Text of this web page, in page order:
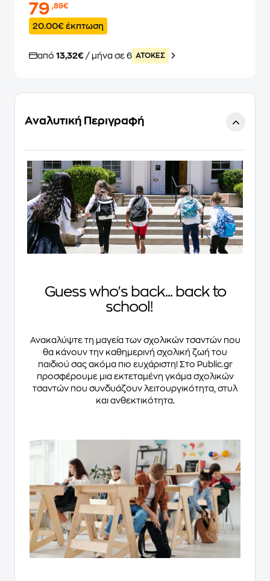
79,89€
20.00€ έκπτωση
από 13,32€ / μήνα σε 6 ATOKEΣ
Αναλυτική Περιγραφή
Guess who's back... back to
school!
Ανακαλύψτε τη μαγεία των σχολικών τσαντών που
θα κάνουν την καθημερινή σχολική ζωή του
παιδιού σας ακόμα πιο ευχάριστη! Στο Public.gr
προσφέρουμε μια εκτεταμένη γκάμα σχολικών
τσαντών που συνδυάζουν λειτουργικότητα, στυλ
και ανθεκτικότητα.